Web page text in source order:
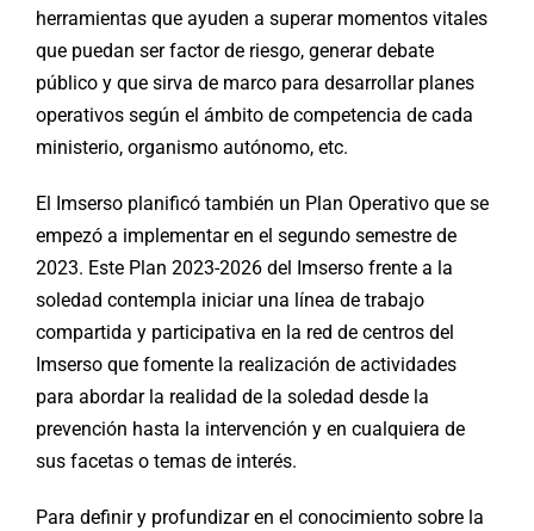
herramientas que ayuden a superar momentos vitales
que puedan ser factor de riesgo, generar debate
público y que sirva de marco para desarrollar planes
operativos según el ámbito de competencia de cada
ministerio, organismo autónomo, etc.
El Imserso planificó también un Plan Operativo que se
empezó a implementar en el segundo semestre de
2023. Este Plan 2023-2026 del Imserso frente a la
soledad contempla iniciar una línea de trabajo
compartida y participativa en la red de centros del
Imserso que fomente la realización de actividades
para abordar la realidad de la soledad desde la
prevención hasta la intervención y en cualquiera de
sus facetas o temas de interés.
Para definir y profundizar en el conocimiento sobre la